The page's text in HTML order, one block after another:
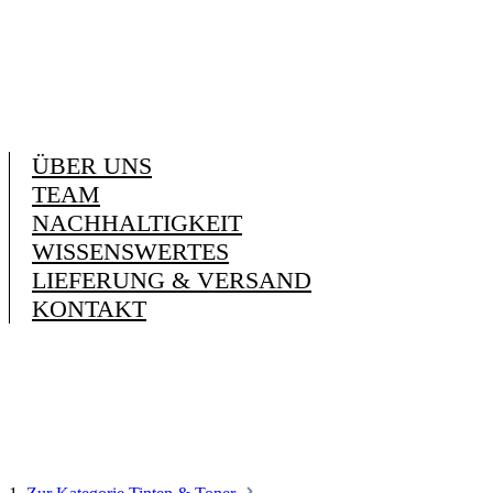
ÜBER UNS
TEAM
NACHHALTIGKEIT
WISSENSWERTES
LIEFERUNG & VERSAND
KONTAKT